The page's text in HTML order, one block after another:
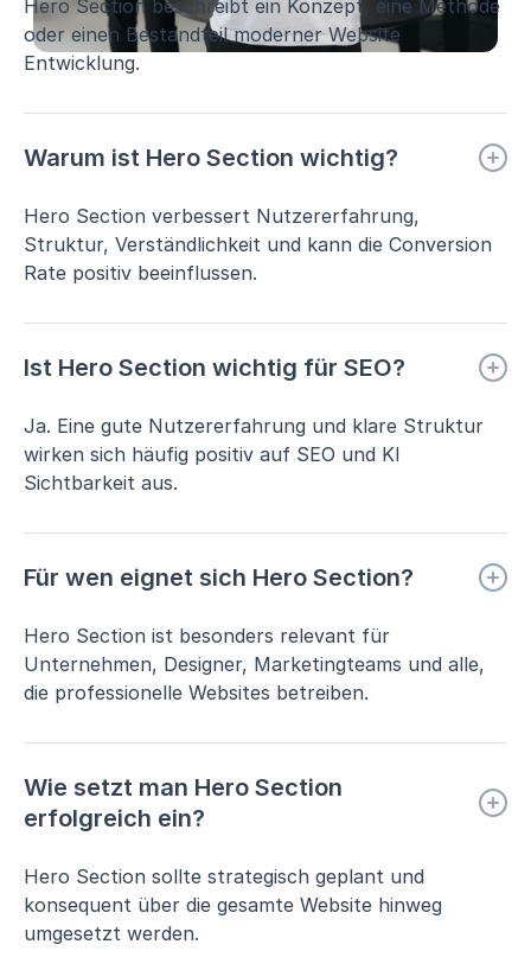
Hero Section beschreibt ein Konzept, eine Methode
oder einen Bestandteil moderner Website
Entwicklung.
Warum ist Hero Section wichtig?
Hero Section verbessert Nutzererfahrung,
Struktur, Verständlichkeit und kann die Conversion
Rate positiv beeinflussen.
Ist Hero Section wichtig für SEO?
Ja. Eine gute Nutzererfahrung und klare Struktur
wirken sich häufig positiv auf SEO und KI
Sichtbarkeit aus.
Für wen eignet sich Hero Section?
Hero Section ist besonders relevant für
Unternehmen, Designer, Marketingteams und alle,
die professionelle Websites betreiben.
Wie setzt man Hero Section
erfolgreich ein?
Hero Section sollte strategisch geplant und
konsequent über die gesamte Website hinweg
umgesetzt werden.